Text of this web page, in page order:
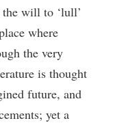
will to ‘lull’
where
the very
is thought
future, and
yet a